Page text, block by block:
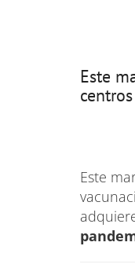
Este
Este